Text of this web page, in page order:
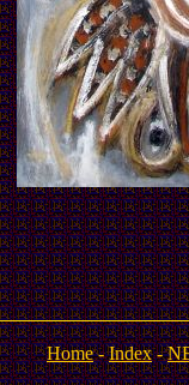
Home-Index-